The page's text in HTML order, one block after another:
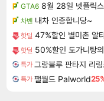
GTA6 8월 28일 넷플릭
차벤 내차 인증합니당~
핫딜 47%할인 별미촌 알
핫딜 50%할인 도가니탕
특가
특가 팰월드 Palworld